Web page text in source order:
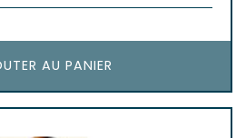
AU PANIER